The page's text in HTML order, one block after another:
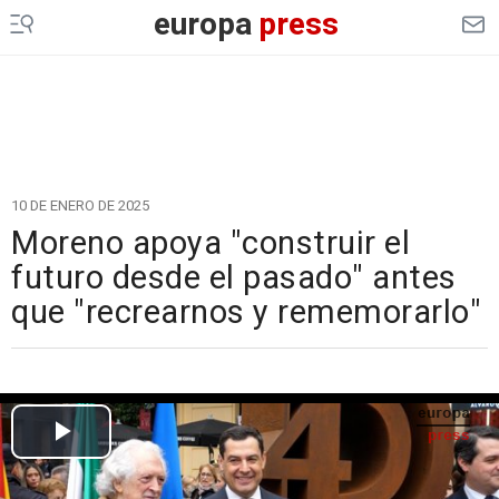
europapress
10 DE ENERO DE 2025
Moreno apoya "construir el
futuro desde el pasado" antes
que "recrearnos y rememorarlo"